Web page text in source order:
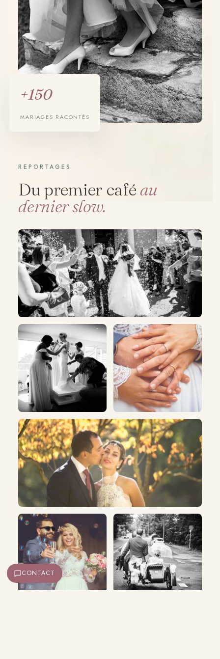
+150
MARIAGES RACONTÉS
REPORTAGES
Du premier café au
dernier slow.
CONTACT